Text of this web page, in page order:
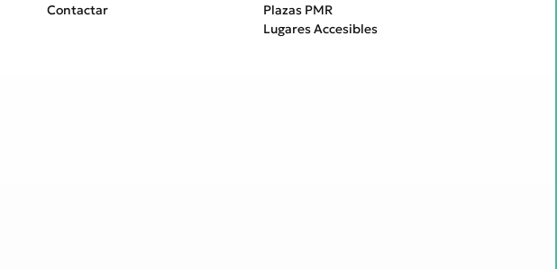
Contactar
Plazas PMR
Lugares Accesibles